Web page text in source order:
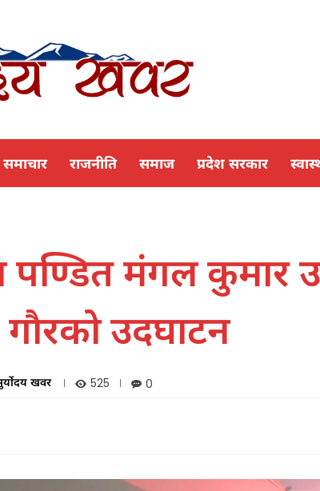
समाचार राजनीति समाज प्रदेश सरकार
पण्डित मंगल कुमार
उदघाटन
खवर 525 0